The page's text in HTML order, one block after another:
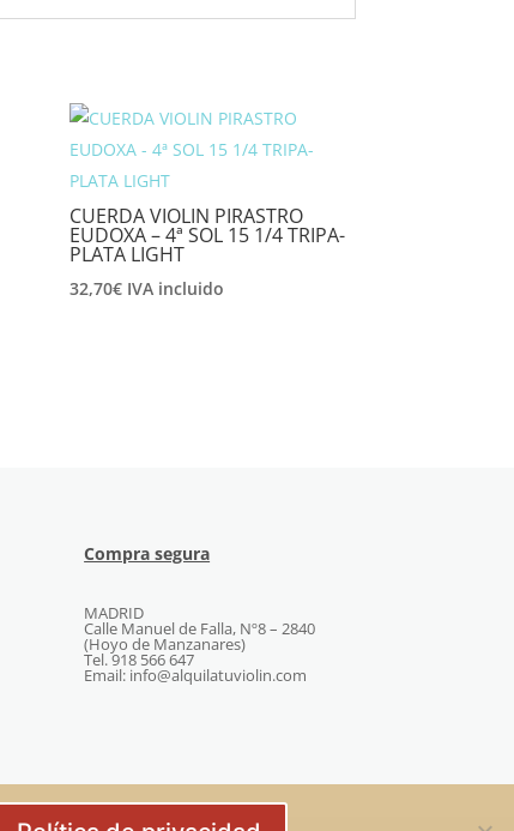
CUERDA VIOLIN PIRASTRO
EUDOXA – 4ª SOL 15 1/4 TRIPA-
PLATA LIGHT
32,70€ IVA incluido
Compra segura
MADRID
Calle Manuel de Falla, Nº8 – 2840
(Hoyo de Manzanares)
Tel. 918 566 647
Email: info@alquilatuviolin.com